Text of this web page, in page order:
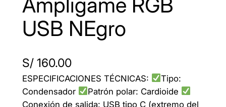
USB NEgro
S/160.00
ESPECIFICACIONES TÉCNICAS:
Tipo:
Condensador
Patrón polar: Cardioide
Conexión de salida: USB tipo C (extremo del